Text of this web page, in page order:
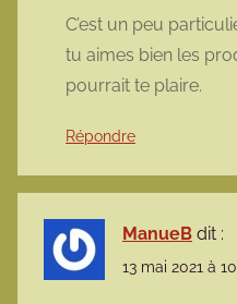
C’est un peu
tu aimes bien les
pourrait te plaire.
Répondre
ManueB dit :
13 mai 2021 à